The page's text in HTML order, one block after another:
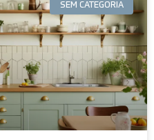
SEM CATEGORIA